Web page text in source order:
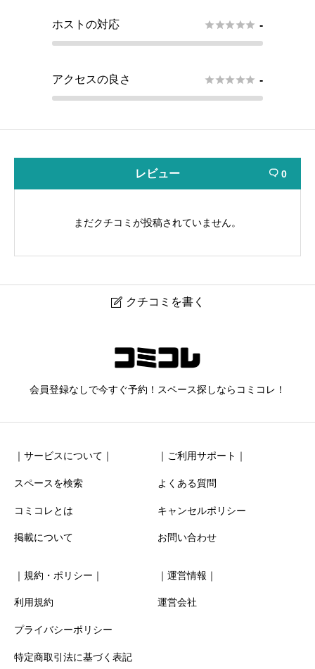
ホストの対応  -
アクセスの良さ  -
レビュー  0
まだクチコミが投稿されていません。
 クチコミを書く
ニックネーム 任意
清潔感
お得感
星の数をお選びください
会員登録なしで今すぐ予約！スペース探しならコミコレ！
｜サービスについて｜
スペースを検索
コミコレとは
掲載について
｜ご利用サポート｜
よくある質問
キャンセルポリシー
お問い合わせ
｜規約・ポリシー｜
利用規約
プライバシーポリシー
特定商取引法に基づく表記
｜運営情報｜
運営会社